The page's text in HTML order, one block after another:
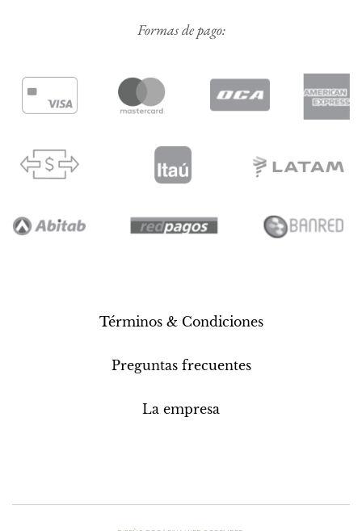
Formas de pago:
Términos & Condiciones
Preguntas frecuentes
La empresa